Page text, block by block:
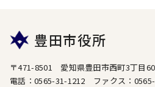
豊田市役所
〒471-8501 愛知県豊田市西町3丁目
電話：0565-31-1212 ファクス：